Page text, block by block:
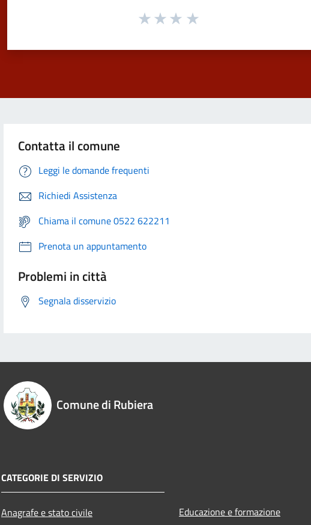
Contatta il comune
Leggi le domande frequenti
Richiedi Assistenza
Chiama il comune 0522 622211
Prenota un appuntamento
Problemi in città
Segnala disservizio
Comune di Rubiera
CATEGORIE DI SERVIZIO
Anagrafe e stato civile
Educazione e formazione